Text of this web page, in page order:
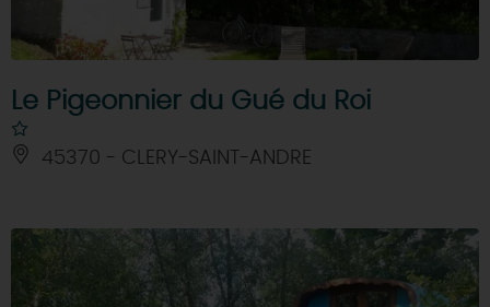
Le Pigeonnier du Gué du Roi
45370 - CLERY-SAINT-ANDRE